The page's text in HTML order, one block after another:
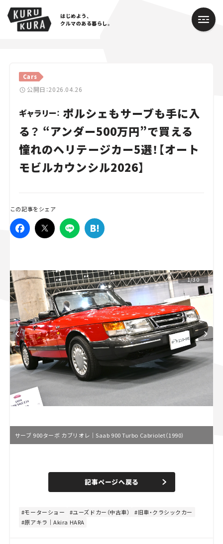
はじめよう、
クルマのある暮らし。
Cars
公開日：2026.04.26
ギャラリー： ポルシェもサーブも手に入
る？ “アンダー500万円”で買える
憧れのヘリテージカー5選！【オート
モビルカウンシル2026】
この記事をシェア
1/30
サーブ 900ターボ カブリオレ｜Saab 900 Turbo Cabriolet（1990）
記事ページへ戻る
モーターショー ユーズドカー（中古車）
旧車・クラシックカー
原アキラ｜Akira HARA
Cars
Lifestyle
Traffic
Special
Campaign
人気のハッシュタグ
スズキ ジムニー｜Suzuki Jimny